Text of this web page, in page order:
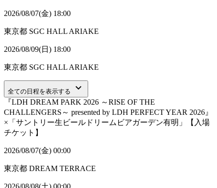
2026/08/07(金) 18:00
東京都 SGC HALL ARIAKE
2026/08/09(日) 18:00
東京都 SGC HALL ARIAKE
全ての日程を表示する keyboard_arrow_down
『LDH DREAM PARK 2026 ～RISE OF THE
CHALLENGERS～ presented by LDH PERFECT YEAR 2026』
×「サントリー⽣ビールドリームビアガーデン有明」【入場
チケット】
2026/08/07(金) 00:00
東京都 DREAM TERRACE
2026/08/08(土) 00:00